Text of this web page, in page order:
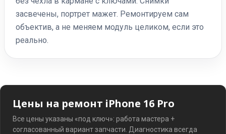
засвечены, портрет мажет. Ремонтируем сам
объектив, а не меняем модуль целиком, если это
реально.
Цены на ремонт iPhone 16 Pro
Все цены указаны «под ключ»: работа мастера +
согласованный вариант запчасти. Диагностика всегда